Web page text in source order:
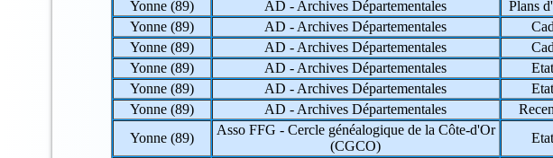
25 => Doubs
26 => Drôme
27 => Eure
28 => Eure-et-Loir
29 => Finistère
30 => Gard
31 => Haute-Garonne
32 => Gers
33 => Gironde
Yonne (89)
AD - Archives Départementales Plans
Yonne (89)
AD - Archives Départementales
Yonne (89)
AD - Archives Départementales
Yonne (89)
AD - Archives Départementales
Yonne (89)
AD - Archives Départementales
Yonne (89)
AD - Archives Départementales
Yonne (89)
Asso FFG - Cercle généalogique de la Côte-d'Or
(CGCO)